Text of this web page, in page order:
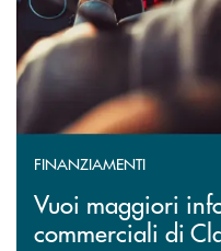
FINANZIAMENTI
Vuoi maggiori
commerciali di